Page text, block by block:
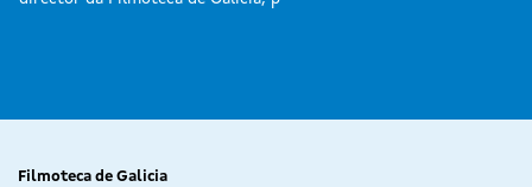
Filmoteca de Galicia